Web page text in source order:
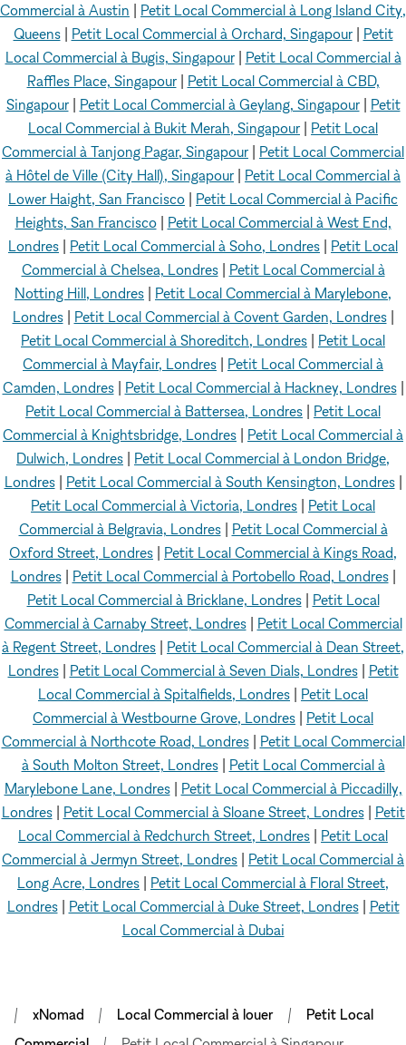
Commercial à Austin
Petit Local Commercial à Long Island City,
Queens| Petit Local Commercial à Orchard, Singapour| Petit
Local Commercial à Bugis, Singapour| Petit Local Commercial à
Raffles Place, Singapour| Petit Local Commercial à CBD,
Singapour| Petit Local Commercial à Geylang, Singapour| Petit
Local Commercial à Bukit Merah, Singapour
Petit Local
Commercial à Tanjong Pagar, Singapour
Petit Local Commercial
à Hôtel de Ville (City Hall), Singapour
Petit Local Commercial à
Lower Haight, San Francisco
Petit Local Commercial à Pacific
Heights, San Francisco| Petit Local Commercial à West End,
Londres
Petit Local Commercial à Soho, Londres
Petit Local
Commercial à Chelsea, Londres| Petit Local Commercial à
Notting Hill, Londres
Petit Local Commercial à Marylebone,
Londres| Petit Local Commercial à Covent Garden, Londres|
Petit Local Commercial à Shoreditch, Londres
Petit Local
Commercial à Mayfair, Londres
Petit Local Commercial à
Camden, Londres| Petit Local Commercial à Hackney, Londres|
Petit Local Commercial à Battersea, Londres
Petit Local
Commercial à Knightsbridge, Londres
Petit Local Commercial à
Dulwich, Londres
Petit Local Commercial à London Bridge,
Londres| Petit Local Commercial à South Kensington, Londres|
Petit Local Commercial à Victoria, Londres
Petit Local
Commercial à Belgravia, Londres| Petit Local Commercial à
Oxford Street, Londres
Petit Local Commercial à Kings Road,
Londres| Petit Local Commercial à Portobello Road, Londres|
Petit Local Commercial à Bricklane, Londres| Petit Local
Commercial à Carnaby Street, Londres| Petit Local Commercial
à Regent Street, Londres
Petit Local Commercial à Dean Street,
Londres| Petit Local Commercial à Seven Dials, Londres| Petit
Local Commercial à Spitalfields, Londres
Petit Local
Commercial à Westbourne Grove, Londres
Petit Local
Commercial à Northcote Road, Londres| Petit Local Commercial
à South Molton Street, Londres| Petit Local Commercial à
Marylebone Lane, Londres| Petit Local Commercial à Piccadilly,
Londres| Petit Local Commercial à Sloane Street, Londres| Petit
Local Commercial à Redchurch Street, Londres
Petit Local
Commercial à Jermyn Street, Londres
Petit Local Commercial à
Long Acre, Londres
Petit Local Commercial à Floral Street,
Londres| Petit Local Commercial à Duke Street, Londres| Petit
Local Commercial à Dubai
xNomad Local Commercial à louer
Petit Local